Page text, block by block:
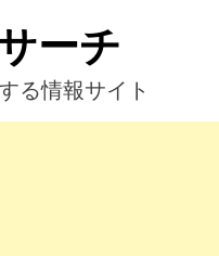
ーチ
る情報サイト